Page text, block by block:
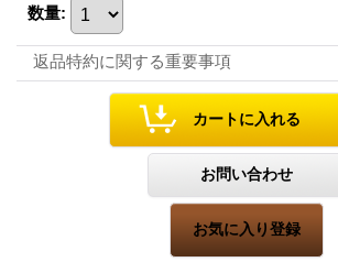
数量:
返品特約に関する重要事項